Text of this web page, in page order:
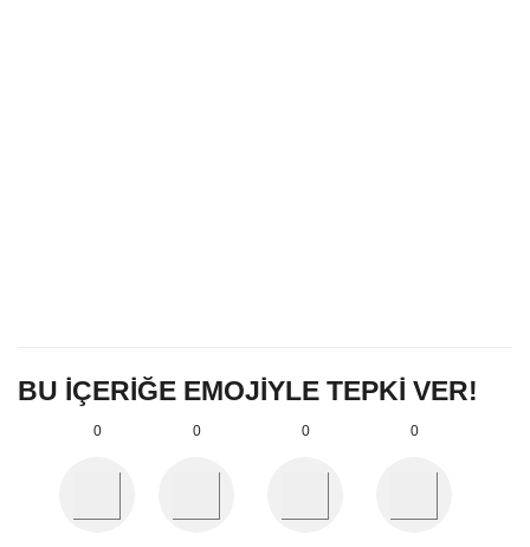
BU İÇERİĞE EMOJİYLE TEPKİ VER!
0 0 0 0